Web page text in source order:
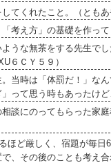
てくれたこと。（ともあ
考え方」の基礎を作って
うな無茶をする先生で
６ＣＹ５９）
当時は「体罰だ！」な
って思う時もあったけ
談にのってもらった家
ほど厳しく、宿題が毎
、その後のことも考え